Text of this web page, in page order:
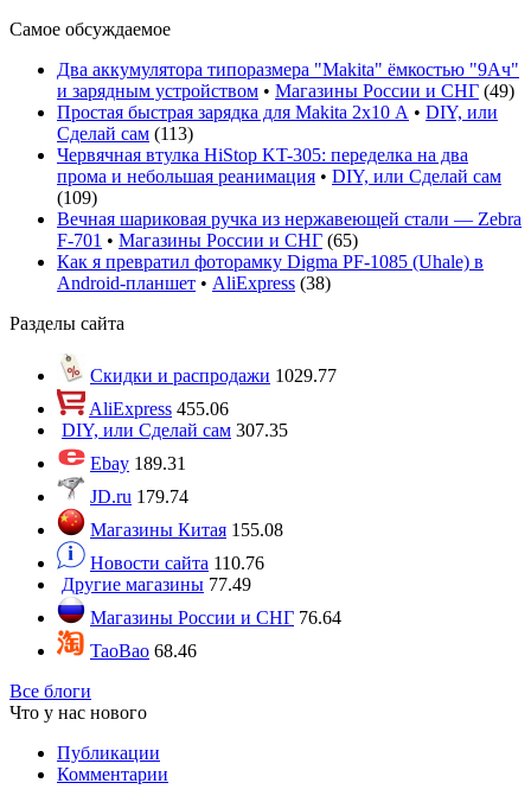
Самое обсуждаемое
Два аккумулятора типоразмера "Makita" ёмкостью "9Ач"
и зарядным устройством • Магазины России и СНГ (49)
Простая быстрая зарядка для Makita 2х10 А • DIY, или
Сделай сам (113)
Червячная втулка HiStop KT-305: переделка на два
прома и небольшая реанимация • DIY, или Сделай сам
(109)
Вечная шариковая ручка из нержавеющей стали — Zebra
F-701 • Магазины России и СНГ (65)
Как я превратил фоторамку Digma PF-1085 (Uhale) в
Android-планшет • AliExpress (38)
Разделы сайта
Скидки и распродажи 1029.77
AliExpress 455.06
DIY, или Сделай сам 307.35
Ebay 189.31
JD.ru 179.74
Магазины Китая 155.08
Новости сайта 110.76
Другие магазины 77.49
Магазины России и СНГ 76.64
TaoBao 68.46
Все блоги
Что у нас нового
Публикации
Комментарии